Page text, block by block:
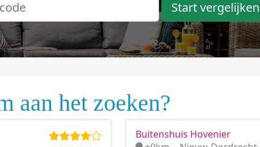
Start
aan het zoeken?
Buitenshuis Hovenier